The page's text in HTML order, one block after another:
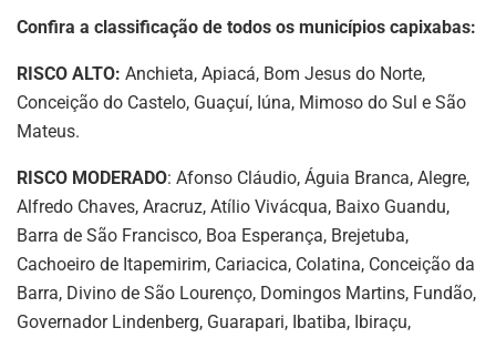
Confira a classificação de todos os municípios capixabas:
RISCO ALTO: Anchieta, Apiacá, Bom Jesus do Norte,
Conceição do Castelo, Guaçuí, Iúna, Mimoso do Sul e São
Mateus.
RISCO MODERADO: Afonso Cláudio, Águia Branca, Alegre,
Alfredo Chaves, Aracruz, Atílio Vivácqua, Baixo Guandu,
Barra de São Francisco, Boa Esperança, Brejetuba,
Cachoeiro de Itapemirim, Cariacica, Colatina, Conceição da
Barra, Divino de São Lourenço, Domingos Martins, Fundão,
Governador Lindenberg, Guarapari, Ibatiba, Ibiraçu,